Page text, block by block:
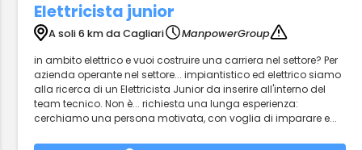
Elettricista junior
A soli 6 km da Cagliari
ManpowerGroup
in ambito elettrico e vuoi costruire una carriera nel settore? Per
azienda operante nel settore... impiantistico ed elettrico siamo
alla ricerca di un Elettricista Junior da inserire all'interno del
team tecnico. Non è... richiesta una lunga esperienza:
cerchiamo una persona motivata, con voglia di imparare e...